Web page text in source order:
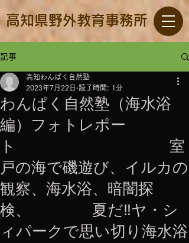
高知県野外教育事務所
記事
わんぱく自然塾（海水浴
編）フォトレポー
ト 室
戸の海で磯遊び、イルカの
観察、海水浴、暗闇探
検、 夏だ‼ヤ・シ
ィパークで思い切り海水浴
高知わんぱく自然塾
2023年7月22日 読了時間: 1分